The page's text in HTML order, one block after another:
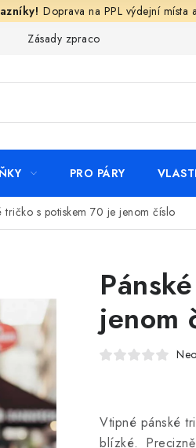
Doprava na PPL výdejní místa
Zásady zpracování ochrany
PRO PÁRY
tričko s potiskem 70 je jenom číslo
jenom
Vtipné pánské
blízké.